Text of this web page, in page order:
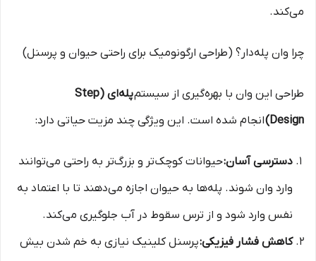
می‌کند.
چرا وان پله‌دار؟ (طراحی ارگونومیک برای راحتی حیوان و پرسنل)
طراحی این وان با بهره‌گیری از سیستم
پله‌ای (Step
Design) انجام شده است. این ویژگی چند مزیت حیاتی دارد:
دسترسی آسان:حیوانات کوچک‌تر و بزرگ‌تر به راحتی می‌توانند
وارد وان شوند. پله‌ها به حیوان اجازه می‌دهند تا با اعتماد به
نفس وارد شود و از ترس سقوط در آب جلوگیری می‌کند.
کاهش فشار فیزیکی:پرسنل کلینیک نیازی به خم شدن بیش